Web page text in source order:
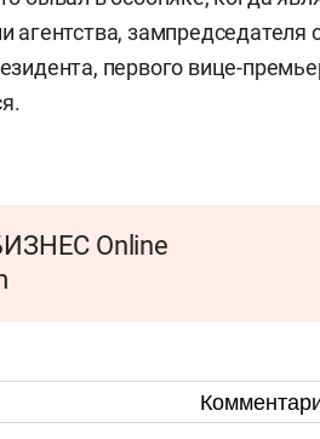
зампредседателя
первого вице-
Online